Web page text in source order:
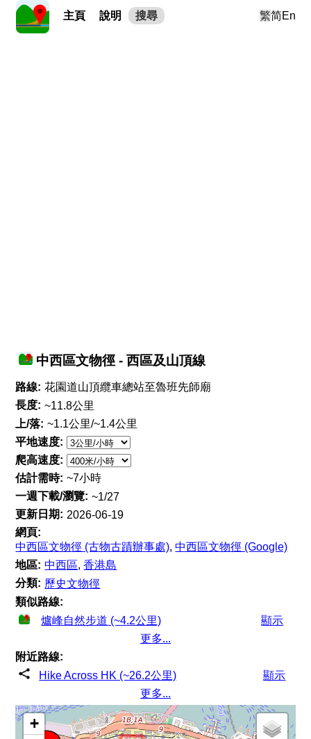
主頁 說明 搜尋 繁简En
中西區文物徑 - 西區及山頂線
路線: 花園道山頂纜車總站至魯班先師廟
長度: ~11.8公里
上/落: ~1.1公里/~1.4公里
平地速度:
爬高速度:
估計需時: ~7小時
一週下載/瀏覽: ~1/27
更新日期: 2026-06-19
網頁:
中西區文物徑 (古物古蹟辦事處),中西區文物徑 (Google)
地區: 中西區,香港島
分類: 歷史文物徑
類似路線:
爐峰自然步道 (~4.2公里)
顯示
更多...
附近路線:
Hike Across HK (~26.2公里)
顯示
更多...
+